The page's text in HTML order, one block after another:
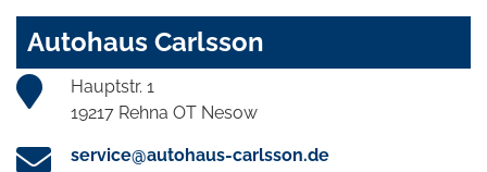
Autohaus Carlsson
Hauptstr. 1
19217 Rehna OT Nesow
service@autohaus-carlsson.de